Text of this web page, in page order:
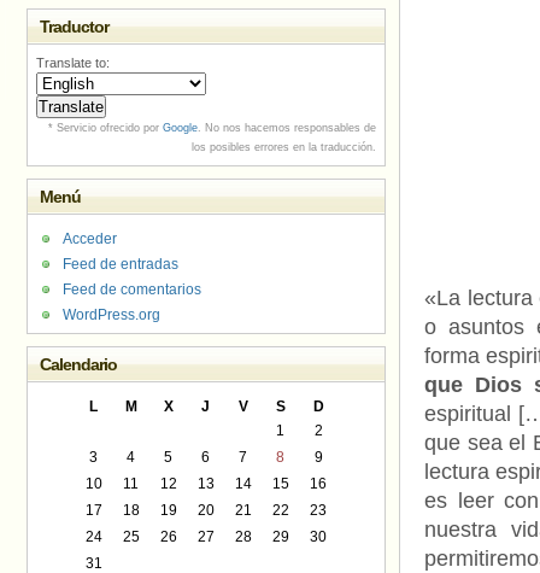
«La lectura
o asuntos
forma
que Dios
espiritual
que sea el
lectura
es leer
nuestra
Traductor
Translate to:
* Servicio ofrecido por Google. No nos hacemos responsables de
los posibles errores en la traducción.
Menú
Acceder
Feed de entradas
Feed de comentarios
WordPress.org
Calendario
L M X J V S
D
1
2
3
4 5 6 7 8
9
10
11 12 13 14 15
16
17
18 19 20 21 22
23
24
25 26 27 28 29
30
31